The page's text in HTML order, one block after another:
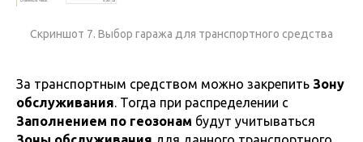
Скриншот 7. Выбор гаража для транспортного средства
За транспортным средством можно закрепить Зону
обслуживания . Тогда при распределении с
Заполнением по геозонам будут учитываться